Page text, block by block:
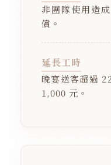
非團隊使用造
償。
延長工時
晚宴送客超過
1,000 元。